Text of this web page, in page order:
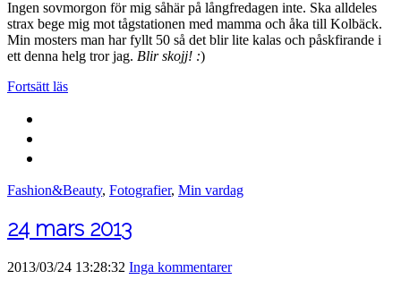
Ingen sovmorgon för mig såhär på långfredagen inte. Ska alldeles
strax bege mig mot tågstationen med mamma och åka till Kolbäck.
Min mosters man har fyllt 50 så det blir lite kalas och påskfirande i
ett denna helg tror jag. Blir skojj! :)
Fortsätt läs
Fashion&Beauty, Fotografier, Min vardag
24 mars 2013
2013/03/24 13:28:32 Inga kommentarer